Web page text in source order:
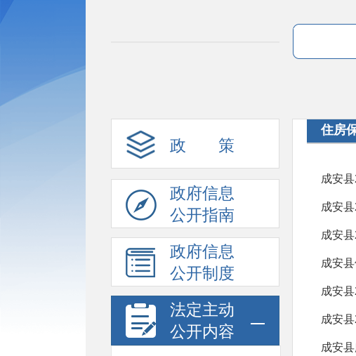
政 策
政府信息
公开指南
政府信息
公开制度
法定主动
公开内容
住房
成安
成安
成安
成安
成安
成安